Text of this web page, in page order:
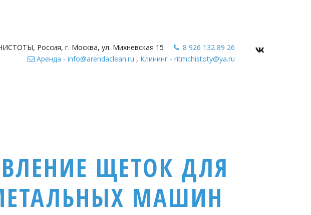
8 926 132 89 26
, Россия, г. Москва, ул. Михневская 15
Аренда - info@arendaclean.ru , Клининг - ritmchistoty@ya.ru
ЩЕТОК ДЛЯ
МАШИН